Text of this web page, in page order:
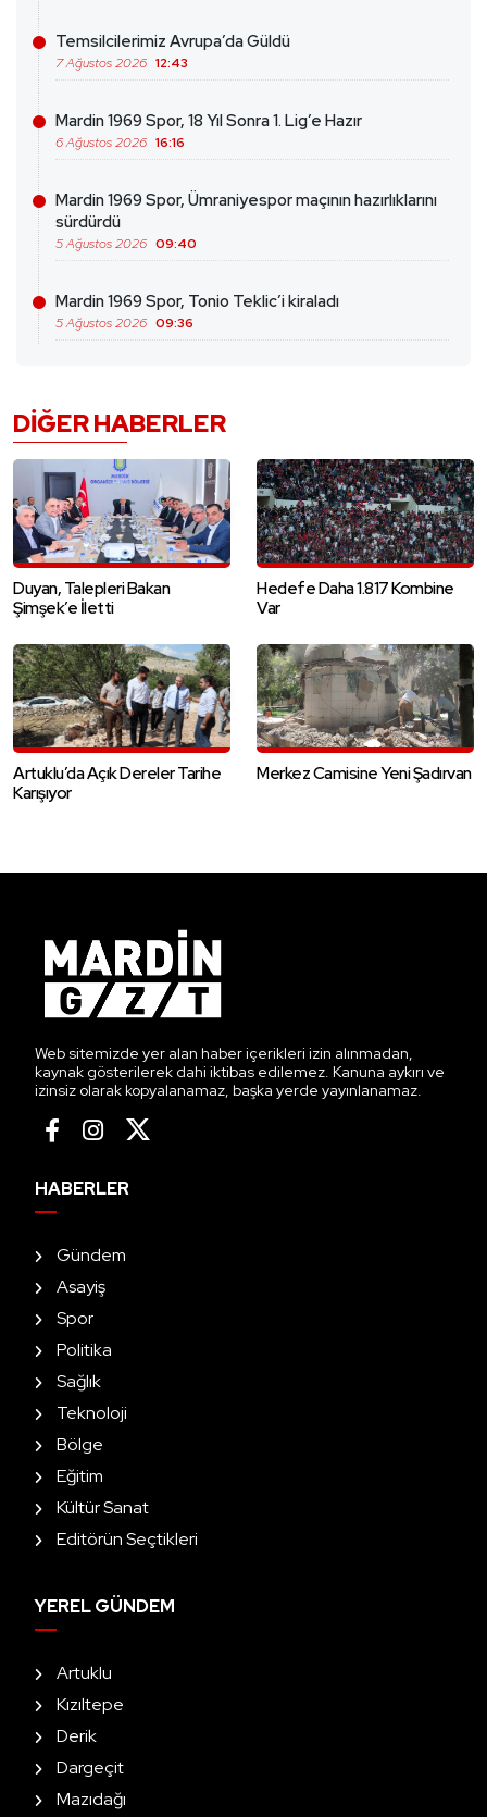
Temsilcilerimiz Avrupa’da Güldü
7 Ağustos 2026 12:43
Mardin 1969 Spor, 18 Yıl Sonra 1. Lig’e Hazır
6 Ağustos 2026 16:16
Mardin 1969 Spor, Ümraniyespor maçının hazırlıklarını
sürdürdü
5 Ağustos 2026 09:40
Mardin 1969 Spor, Tonio Teklic’i kiraladı
5 Ağustos 2026 09:36
DIĞER HABERLER
Duyan, Talepleri Bakan
Şimşek’e İletti
Hedefe Daha 1.817 Kombine
Var
Artuklu’da Açık Dereler Tarihe
Karışıyor
Merkez Camisine Yeni Şadırvan
Web sitemizde yer alan haber içerikleri izin alınmadan,
kaynak gösterilerek dahi iktibas edilemez. Kanuna aykırı ve
izinsiz olarak kopyalanamaz, başka yerde yayınlanamaz.
HABERLER
Gündem
Asayiş
Spor
Politika
Sağlık
Teknoloji
Bölge
Eğitim
Kültür Sanat
Editörün Seçtikleri
YEREL GÜNDEM
Artuklu
Kızıltepe
Derik
Dargeçit
Mazıdağı